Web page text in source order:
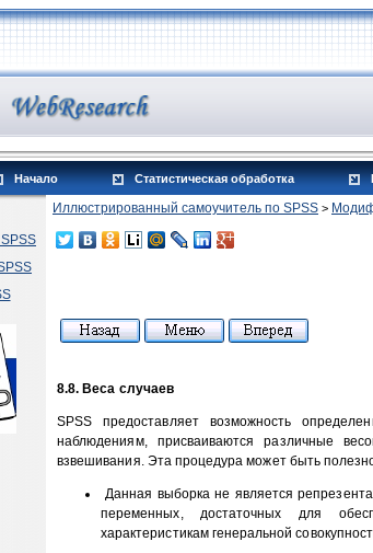
Начало Статистическая обработка
Иллюстрированный самоучитель по SPSS >
8.8. Веса случаев
SPSS предоставляет возможность
наблюдениям, присваиваются различные
взвешивания. Эта процедура может быть
Данная выборка не является
переменных, достаточных для
характеристикам генеральной